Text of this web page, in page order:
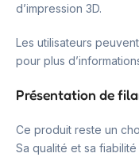
d’impression 3D.
Les utilisateurs
pour plus
Présentation de
Ce produit reste un
Sa qualité et sa